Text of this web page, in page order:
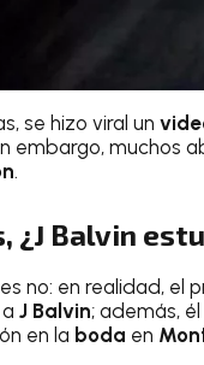
se hizo viral un
embargo, muchos
.
¿J Balvin
no: en realidad, el
J Balvin; además,
en la boda en